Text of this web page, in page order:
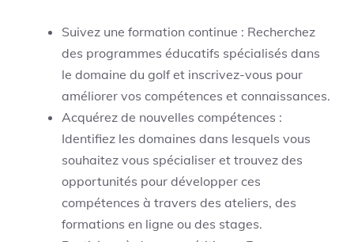
Suivez une formation continue : Recherchez
des programmes éducatifs spécialisés dans
le domaine du golf et inscrivez-vous pour
améliorer vos compétences et connaissances.
Acquérez de nouvelles compétences :
Identifiez les domaines dans lesquels vous
souhaitez vous spécialiser et trouvez des
opportunités pour développer ces
compétences à travers des ateliers, des
formations en ligne ou des stages.